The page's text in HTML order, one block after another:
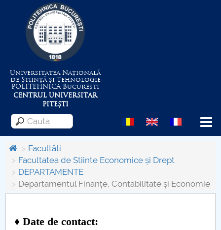
Universitatea Națională
de Știință și Tehnologie
POLITEHNICABucurești
CENTRUL UNIVERSITAR
PITEȘTI
Menu
Despre Universitate
Centrul de Management al Proiectelor
Consiliul de Administratie
Facultăți
Facultatea de Stiinte Economice și Drept
DEPARTAMENTE
Departamentul Finanțe, Contabilitate și Economie
♦ Date de contact: